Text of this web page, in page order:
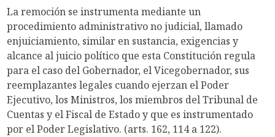
La remoción se instrumenta mediante un
procedimiento administrativo no judicial, llamado
enjuiciamiento, similar en sustancia, exigencias y
alcance al juicio político que esta Constitución regula
para el caso del Gobernador, el Vicegobernador, sus
reemplazantes legales cuando ejerzan el Poder
Ejecutivo, los Ministros, los miembros del Tribunal de
Cuentas y el Fiscal de Estado y que es instrumentado
por el Poder Legislativo. (arts. 162, 114 a 122).